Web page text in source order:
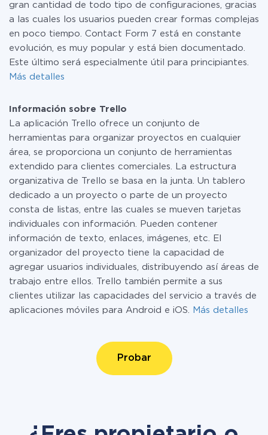
gran cantidad de todo tipo de configuraciones, gracias
a las cuales los usuarios pueden crear formas complejas
en poco tiempo. Contact Form 7 está en constante
evolución, es muy popular y está bien documentado.
Este último será especialmente útil para principiantes.
Más detalles
Información sobre Trello
La aplicación Trello ofrece un conjunto de
herramientas para organizar proyectos en cualquier
área, se proporciona un conjunto de herramientas
extendido para clientes comerciales. La estructura
organizativa de Trello se basa en la junta. Un tablero
dedicado a un proyecto o parte de un proyecto
consta de listas, entre las cuales se mueven tarjetas
individuales con información. Pueden contener
información de texto, enlaces, imágenes, etc. El
organizador del proyecto tiene la capacidad de
agregar usuarios individuales, distribuyendo así áreas de
trabajo entre ellos. Trello también permite a sus
clientes utilizar las capacidades del servicio a través de
aplicaciones móviles para Android e iOS.
Más detalles
Probar